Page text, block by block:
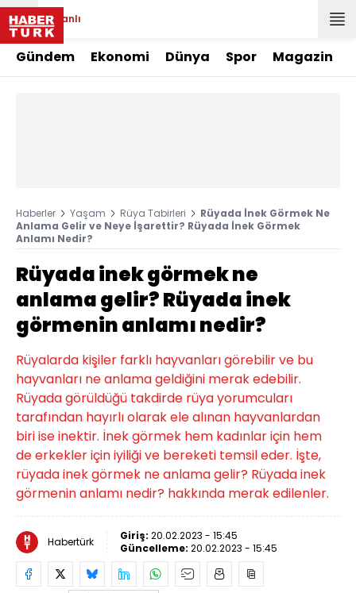
Canlı
Gündem Ekonomi Dünya Spor Magazin
Haberler Yaşam Rüya Tabirleri
Rüyada İnek Görmek Ne
Anlama Gelir ve Neye İşarettir? Rüyada İnek Görmek
Anlamı Nedir?
Rüyada inek görmek ne
anlama gelir? Rüyada inek
görmenin anlamı nedir?
Rüyalarda kişiler farklı hayvanları görebilir ve bu
hayvanları ne anlama geldiğini merak edebilir.
Rüyada görüldüğü takdirde rüya yorumcuları
tarafından hayırlı olarak ele alınan hayvanlardan
biri ise inektir. İnek görmek hem kadınlar için hem
de erkekler için iyiliği ve bereketi temsil eder. İşte,
rüyada inek görmek ne anlama gelir? Rüyada inek
görmenin anlamı nedir? hakkında merak edilenler.
Habertürk Giriş: 20.02.2023 - 15:45
Güncelleme: 20.02.2023 - 15:45